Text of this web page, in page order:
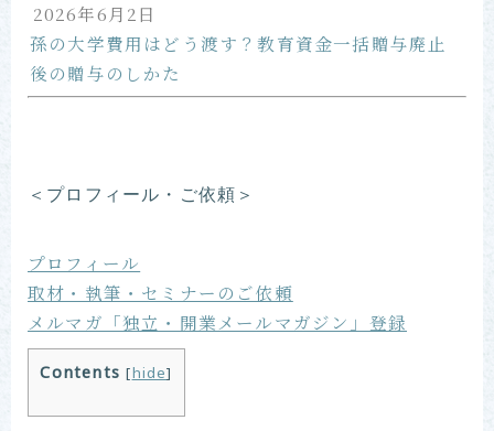
2026年6月2日
孫の大学費用はどう渡す？教育資金一括贈与廃止
後の贈与のしかた
＜プロフィール・ご依頼＞
プロフィール
取材・執筆・セミナーのご依頼
メルマガ「独立・開業メールマガジン」登録
Contents [hide]